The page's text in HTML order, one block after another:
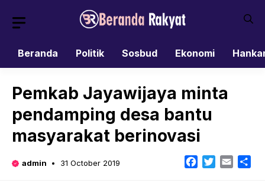
Beranda
Politik Sosbud Ekonomi
Pemkab Jayawijaya minta
pendamping desa bantu
masyarakat berinovasi
admin 31 October 2019 Facebook
TwitterEmail